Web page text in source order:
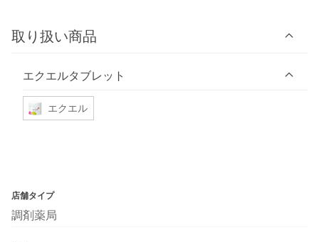
取り扱い商品
エクエルタブレット
エクエル
店舗タイプ
調剤薬局